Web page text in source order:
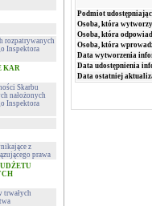
rozpatrywanych
Inspektora
KAR
Skarbu
nałożonych
Inspektora
z
prawa
trwałych
Podmiot
Osoba, która
Osoba, która
Osoba, która
Data wytworzenia
Data udostępnienia
Data ostatniej